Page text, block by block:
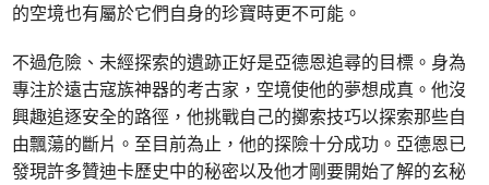
的空境也有屬於它們自身的珍寶時更不可能。
不過危險、未經探索的遺跡正好是亞德恩追尋的目標。身為
專注於遠古寇族神器的考古家，空境使他的夢想成真。他沒
興趣追逐安全的路徑，他挑戰自己的擲索技巧以探索那些自
由飄蕩的斷片。至目前為止，他的探險十分成功。亞德恩已
發現許多贊迪卡歷史中的秘密以及他才剛要開始了解的玄秘